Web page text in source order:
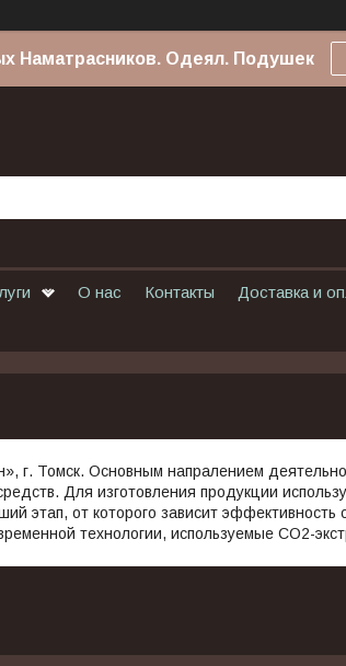
Наматрасников. Одеял. Подушек
О нас Контакты Доставка и
г. Томск. Основным напралением
Для изготовления продукции
этап, от которого зависит эффективность
технологии, используемые СО2-